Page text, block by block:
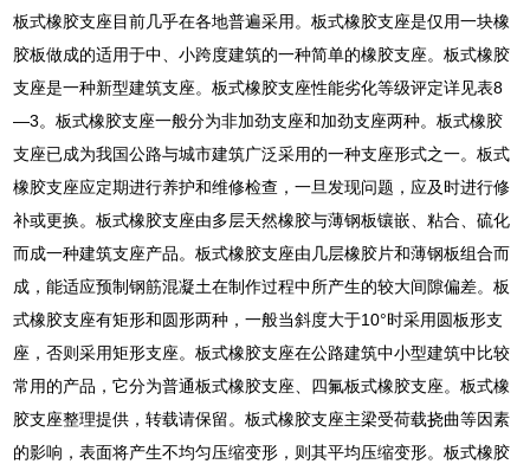
板式橡胶支座目前几乎在各地普遍采用。板式橡胶支座是仅用一块橡
胶板做成的适用于中、小跨度建筑的一种简单的橡胶支座。板式橡胶
支座是一种新型建筑支座。板式橡胶支座性能劣化等级评定详见表8
—3。板式橡胶支座一般分为非加劲支座和加劲支座两种。板式橡胶
支座已成为我国公路与城市建筑广泛采用的一种支座形式之一。板式
橡胶支座应定期进行养护和维修检查，一旦发现问题，应及时进行修
补或更换。板式橡胶支座由多层天然橡胶与薄钢板镶嵌、粘合、硫化
而成一种建筑支座产品。板式橡胶支座由几层橡胶片和薄钢板组合而
成，能适应预制钢筋混凝土在制作过程中所产生的较大间隙偏差。板
式橡胶支座有矩形和圆形两种，一般当斜度大于10°时采用圆板形支
座，否则采用矩形支座。板式橡胶支座在公路建筑中小型建筑中比较
常用的产品，它分为普通板式橡胶支座、四氟板式橡胶支座。板式橡
胶支座整理提供，转载请保留。板式橡胶支座主梁受荷载挠曲等因素
的影响，表面将产生不均匀压缩变形，则其平均压缩变形。板式橡胶